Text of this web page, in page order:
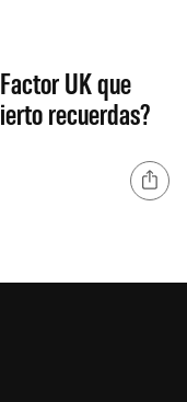
UK que
recuerdas?